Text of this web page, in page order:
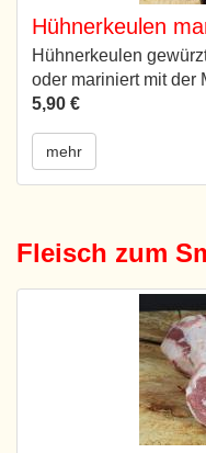
Hühnerkeulen
Hühnerkeulen
oder mariniert mit der
5,90 €
mehr
Fleisch zum